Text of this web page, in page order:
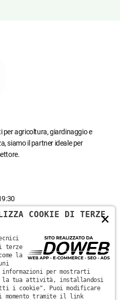
agricoltura, giardinaggio e
siamo il partner ideale per
- Marzana, Verona
×
COOKIE DI TERZE
terze
la
informazioni per mostrarti
la tua attività, installandosi
i cookie". Puoi modificare
momento tramite il link